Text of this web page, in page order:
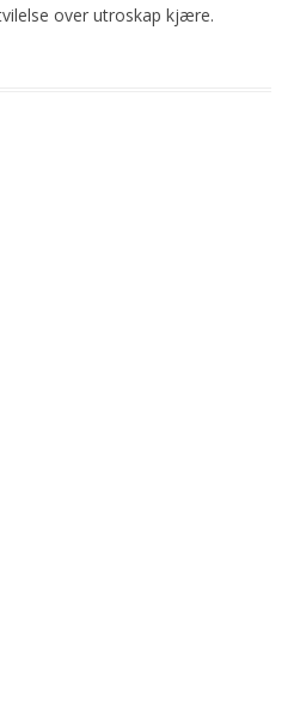
over utroskap kjære.